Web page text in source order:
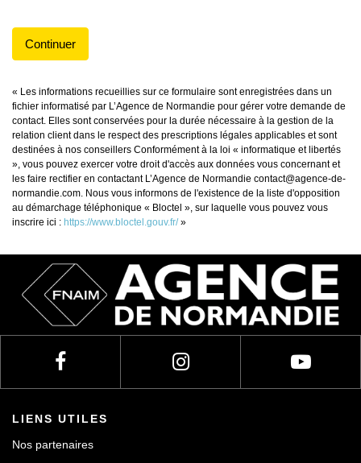
Continuer
« Les informations recueillies sur ce formulaire sont enregistrées dans un
fichier informatisé par L’Agence de Normandie pour gérer votre demande de
contact. Elles sont conservées pour la durée nécessaire à la gestion de la
relation client dans le respect des prescriptions légales applicables et sont
destinées à nos conseillers Conformément à la loi « informatique et libertés
», vous pouvez exercer votre droit d'accès aux données vous concernant et
les faire rectifier en contactant L’Agence de Normandie contact@agence-de-
normandie.com. Nous vous informons de l'existence de la liste d'opposition
au démarchage téléphonique « Bloctel », sur laquelle vous pouvez vous
inscrire ici : https://www.bloctel.gouv.fr/»
LIENS UTILES
Nos partenaires